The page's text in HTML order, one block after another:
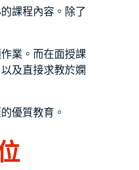
課程內容。除了
業。而在面授課
及直接求教於嫻
優質教育。